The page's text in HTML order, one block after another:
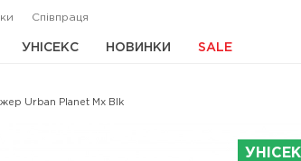
Співпраця
УНІСЕКС НОВИНКИ SALE
Urban Planet Mx Blk